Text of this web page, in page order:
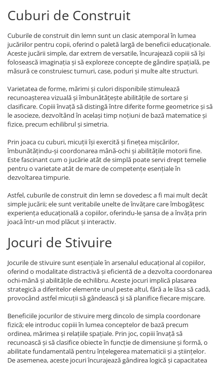
Cuburi de Construit
Cuburile de construit din lemn sunt un clasic atemporal în lumea
jucăriilor pentru copii, oferind o paletă largă de beneficii educaționale.
Aceste jucării simple, dar extrem de versatile, încurajează copiii să își
folosească imaginația și să exploreze concepte de gândire spațială, pe
măsură ce construiesc turnuri, case, poduri și multe alte structuri.
Varietatea de forme, mărimi și culori disponibile stimulează
recunoașterea vizuală și îmbunătățește abilitățile de sortare și
clasificare. Copiii învață să distingă între diferite forme geometrice și să
le asocieze, dezvoltând în același timp noțiuni de bază matematice și
fizice, precum echilibrul și simetria.
Prin joaca cu cuburi, micuții își exercită și finețea mișcărilor,
îmbunătățindu-și coordonarea mână-ochi și abilitățile motorii fine.
Este fascinant cum o jucărie atât de simplă poate servi drept temelie
pentru o varietate atât de mare de competențe esențiale în
dezvoltarea timpurie.
Astfel, cuburile de construit din lemn se dovedesc a fi mai mult decât
simple jucării; ele sunt veritabile unelte de învățare care îmbogățesc
experiența educațională a copiilor, oferindu-le șansa de a învăța prin
joacă într-un mod plăcut și interactiv.
Jocuri de Stivuire
Jocurile de stivuire sunt esențiale în arsenalul educațional al copiilor,
oferind o modalitate distractivă și eficientă de a dezvolta coordonarea
ochi-mână și abilitățile de echilibru. Aceste jocuri implică plasarea
strategică a diferitelor elemente unul peste altul, fără a le lăsa să cadă,
provocând astfel micuții să gândească și să planifice fiecare mișcare.
Beneficiile jocurilor de stivuire merg dincolo de simpla coordonare
fizică; ele introduc copiii în lumea conceptelor de bază precum
ordinea, mărimea și relațiile spațiale. Prin joc, copiii învață să
recunoască și să clasifice obiecte în funcție de dimensiune și formă, o
abilitate fundamentală pentru înțelegerea matematicii și a științelor.
De asemenea, aceste jocuri încurajează gândirea logică și capacitatea